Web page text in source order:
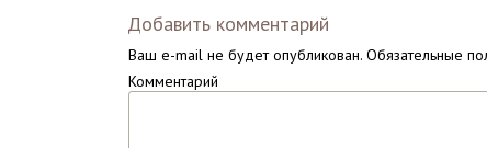
Добавить комментарий
Ваш e-mail не будет опубликован. Обязательные
Комментарий